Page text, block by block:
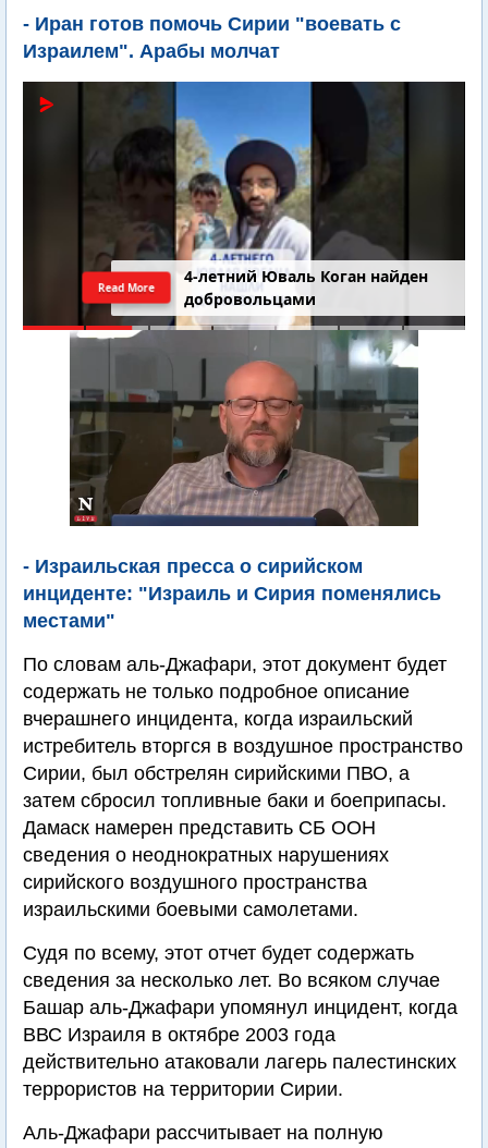
- Иран готов помочь Сирии "воевать с
Израилем". Арабы молчат
4-летний Юваль Коган найден
добровольцами
Read More
- Израильская пресса о сирийском
инциденте: "Израиль и Сирия поменялись
местами"
По словам аль-Джафари, этот документ будет
содержать не только подробное описание
вчерашнего инцидента, когда израильский
истребитель вторгся в воздушное пространство
Сирии, был обстрелян сирийскими ПВО, а
затем сбросил топливные баки и боеприпасы.
Дамаск намерен представить СБ ООН
сведения о неоднократных нарушениях
сирийского воздушного пространства
израильскими боевыми самолетами.
Судя по всему, этот отчет будет содержать
сведения за несколько лет. Во всяком случае
Башар аль-Джафари упомянул инцидент, когда
ВВС Израиля в октябре 2003 года
действительно атаковали лагерь палестинских
террористов на территории Сирии.
Аль-Джафари рассчитывает на полную